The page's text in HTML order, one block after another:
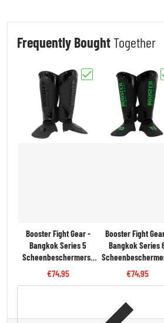
Frequently BoughtTogether
Kies "Booster Fight
Booster Fight Gear -
Bangkok Series 5
Scheenbeschermers |
Zwart
€74,95
Booster Fight
Bangkok Series
Zwart/Groen
€74,95